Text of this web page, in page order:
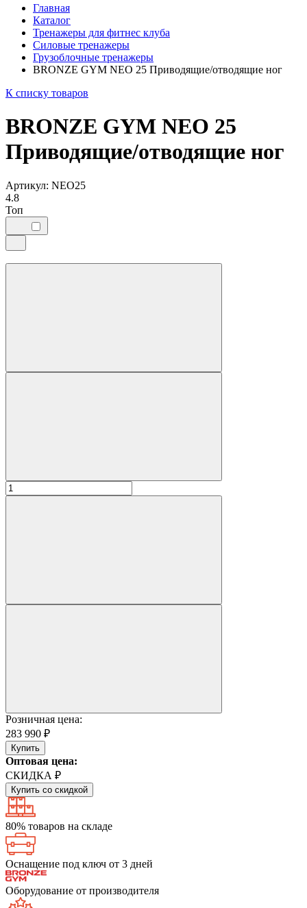
Главная
Каталог
Тренажеры для фитнес клуба
Силовые тренажеры
Грузоблочные тренажеры
BRONZE GYM NEO 25 Приводящие/отводящие ног
К списку товаров
BRONZE GYM NEO 25
Приводящие/отводящие ног
Артикул: NEO25
4.8
Топ
Розничная цена:
283 990 ₽
Купить
Оптовая цена:
СКИДКА ₽
Купить со скидкой
80% товаров на складе
Оснащение под ключ от 3 дней
Оборудование от производителя